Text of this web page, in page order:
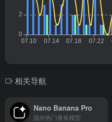
相关导航
Nano Banana Pro
国外热门香蕉模型